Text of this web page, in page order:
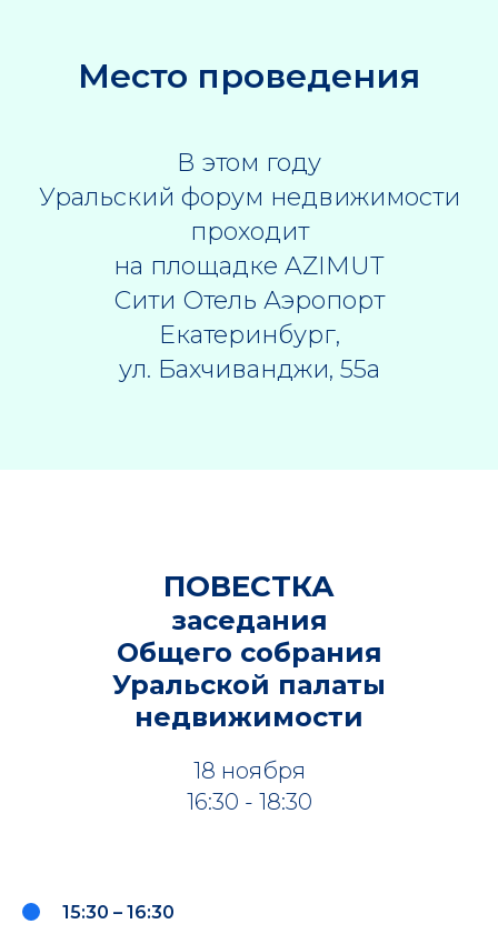
Место проведения
В этом году
Уральский форум недвижимости
проходит
на площадке AZIMUT
Сити Отель Аэропорт
Екатеринбург,
ул. Бахчиванджи, 55а
ПОВЕСТКА
заседания
Общего собрания
Уральской палаты
недвижимости
18 ноября
16:30 - 18:30
15:30 – 16:30